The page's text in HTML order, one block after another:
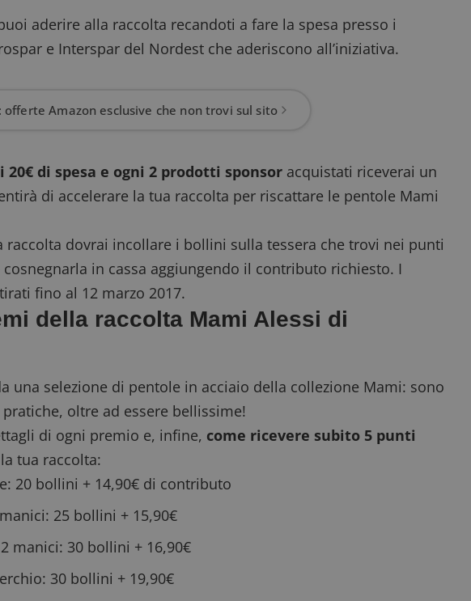
aderire alla raccolta recandoti a fare la spesa presso i
e Interspar del Nordest che aderiscono all’iniziativa.
: offerte Amazon esclusive che non trovi sul sito
di spesa e ogni 2 prodotti sponsor acquistati riceverai un
di accelerare la tua raccolta per riscattare le pentole Mami
raccolta dovrai incollare i bollini sulla tessera che trovi nei punti
in cassa aggiungendo il contributo richiesto. I
fino al 12 marzo 2017.
della raccolta Mami Alessi di
una selezione di pentole in acciaio della collezione Mami: sono
oltre ad essere bellissime!
di ogni premio e, infine, come ricevere subito 5 punti
tua raccolta:
20 bollini + 14,90€ di contributo
25 bollini + 15,90€
manici: 30 bollini + 16,90€
30 bollini + 19,90€